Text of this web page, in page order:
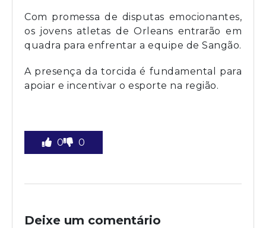
Com promessa de disputas emocionantes,
os jovens atletas de Orleans entrarão em
quadra para enfrentar a equipe de Sangão.
A presença da torcida é fundamental para
apoiar e incentivar o esporte na região.
0 0
Deixe um comentário